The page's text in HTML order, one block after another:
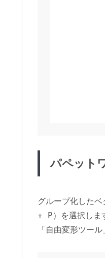
パペット
グループ化した
+ P）を選択しま
「自由変形ツー